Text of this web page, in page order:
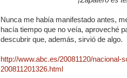
Nunca me había manifestado antes,
hacía tiempo que no veía, aproveché
descubrir que, además, sirvió de algo.
http://www.abc.es/20081120/nacional-
200811201326.html